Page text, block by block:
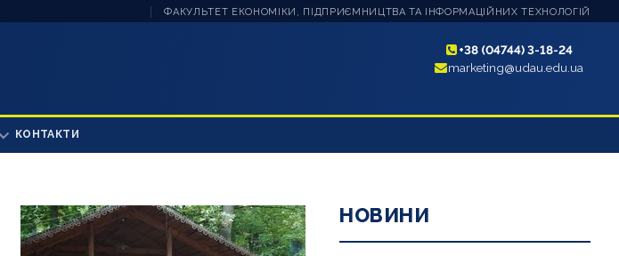
ФАКУЛЬТЕТ ЕКОНОМІКИ, ПІДПРИЄМНИЦТВА ТА ІНФОРМАЦІЙНИХ ТЕХНОЛОГІЙ
+38 (04744) 3-18-24
marketing@udau.edu.ua
КОНТАКТИ
НОВИНИ